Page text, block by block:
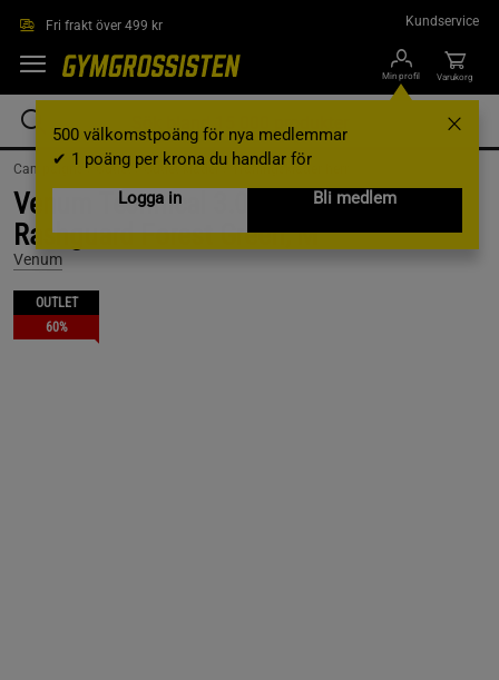
Fri frakt över 499 kr Kundservice
Min profil
500 välkomstpoäng för nya medlemmar
✔ 1 poäng per krona du handlar för
Logga in
Bli medlem
Varukorg
Campaigns / Outlet / Outlet kläder / Träningskläder herr
Venum Technical 3.0 Short Sleeve
Rashguard Forest Green, M
Venum
OUTLET
60%